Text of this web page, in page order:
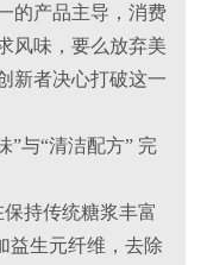
的产品主导，消费
风味，要么放弃美
新者决心打破这一
与“清洁配方” 完
持传统糖浆丰富
益生元纤维，去除